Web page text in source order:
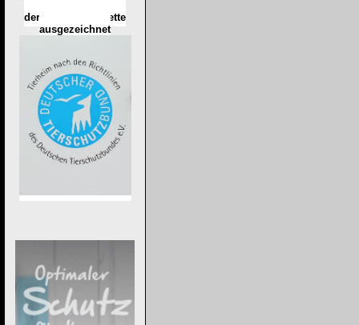
der
Tierheimplakette
ausgezeichnet